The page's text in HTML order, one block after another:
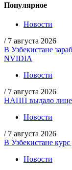
Популярное
Новости
/ 7 августа 2026
В Узбекистане
NVIDIA
Новости
/ 7 августа 2026
НАПП выдало
Новости
/ 7 августа 2026
В Узбекистане курс
Новости